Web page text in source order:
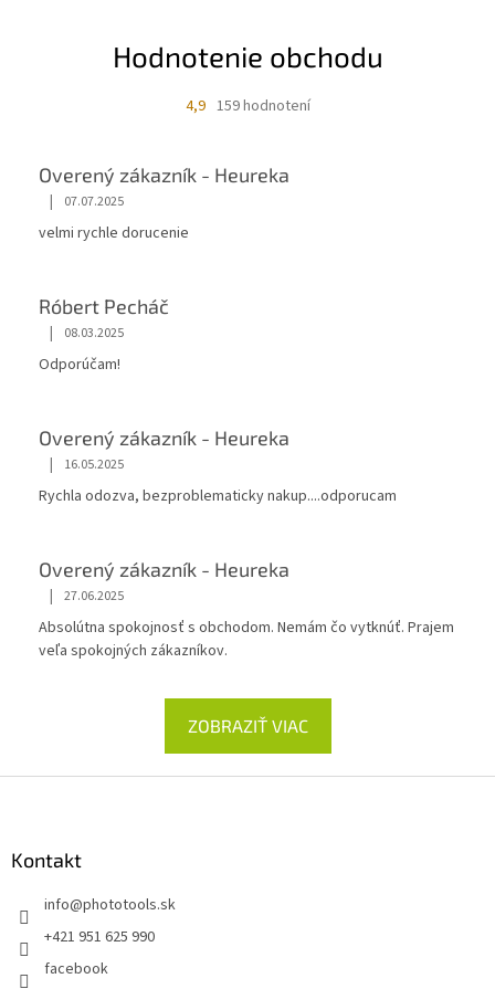
a
c
e
v
Hodnotenie obchodu
4,9 159 hodnotení
Overený zákazník - Heureka
| 07.07.2025
velmi rychle dorucenie
Róbert Pecháč
| 08.03.2025
Odporúčam!
Overený zákazník - Heureka
| 16.05.2025
Rychla odozva, bezproblematicky nakup....odporucam
Overený zákazník - Heureka
| 27.06.2025
Absolútna spokojnosť s obchodom. Nemám čo vytknúť. Prajem
veľa spokojných zákazníkov.
ZOBRAZIŤ VIAC
Kontakt
info@phototools.sk
+421 951 625 990
facebook